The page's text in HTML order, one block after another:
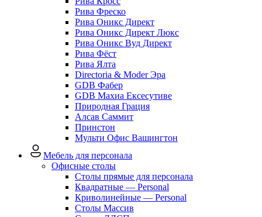
Рива Фреско
Рива Оникс Директ
Рива Оникс Директ Люкс
Рива Оникс Вуд Директ
Рива Фёст
Рива Ялта
Directoria & Moder Эра
GDB Фабер
GDB Махиа Ексесутиве
Природная Грация
Алсав Саммит
Принстон
Мульти Офис Вашингтон
Мебель для персонала
Офисные столы
Столы прямые для персонала
Квадратные — Personal
Криволинейные — Personal
Столы Массив